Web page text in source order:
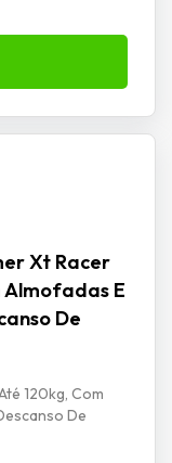
Xt Racer
Almofadas E
De
120kg, Com
De